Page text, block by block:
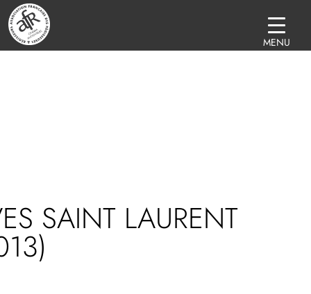
SAINT LAURENT
MENU